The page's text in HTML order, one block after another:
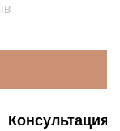
Консультация